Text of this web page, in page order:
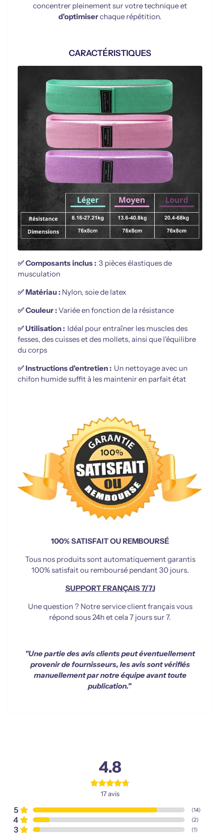
concentrer pleinement sur votre technique et
d'optimiserchaque répétition.
CARACTÉRISTIQUES
✅ Composants inclus : 3 pièces élastiques de
musculation
✅ Matériau : Nylon, soie de latex
✅ Couleur :Variée en fonction de la résistance
✅ Utilisation : Idéal pour entraîner les muscles des
fesses, des cuisses et des mollets, ainsi que l'équilibre
du corps
✅Instructions d'entretien : Un nettoyage avec un
chifon humidesuffit à les maintenir en parfait état
100% SATISFAIT OU REMBOURSÉ
Tous nos produits sont automatiquement garantis
100% satisfait ou remboursé pendant 30 jours.
SUPPORT FRANÇAIS 7/7J
Une question ? Notre service client français vous
répond sous 24h et cela 7 jours sur 7.
"Une partie des avis clients peut éventuellement
provenir de fournisseurs, les avis sont vérifiés
manuellement par notre équipe avant toute
publication."
4.8
17avis
5 (14)
4 (2)
3 (1)